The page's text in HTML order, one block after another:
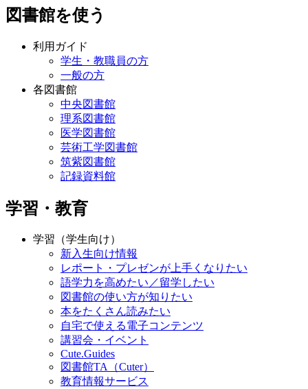
図書館を使う
利用ガイド
学生・教職員の方
一般の方
各図書館
中央図書館
理系図書館
医学図書館
芸術工学図書館
筑紫図書館
記録資料館
学習・教育
学習（学生向け）
新入生向け情報
レポート・プレゼンが上手くなりたい
語学力を高めたい／留学したい
図書館の使い方が知りたい
本をたくさん読みたい
自宅で使える電子コンテンツ
講習会・イベント
Cute.Guides
図書館TA（Cuter）
教育情報サービス